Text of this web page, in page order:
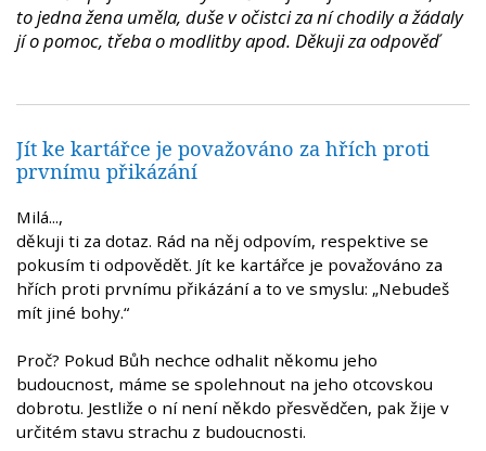
to jedna žena uměla, duše v očistci za ní chodily a žádaly
jí o pomoc, třeba o modlitby apod. Děkuji za odpověď
Jít ke kartářce je považováno za hřích proti
prvnímu přikázání
Milá...,
děkuji ti za dotaz. Rád na něj odpovím, respektive se
pokusím ti odpovědět. Jít ke kartářce je považováno za
hřích proti prvnímu přikázání a to ve smyslu: „Nebudeš
mít jiné bohy.“
Proč? Pokud Bůh nechce odhalit někomu jeho
budoucnost, máme se spolehnout na jeho otcovskou
dobrotu. Jestliže o ní není někdo přesvědčen, pak žije v
určitém stavu strachu z budoucnosti.